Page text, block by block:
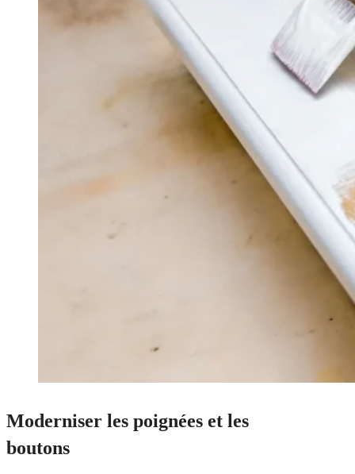
Moderniser les poignées et les
boutons